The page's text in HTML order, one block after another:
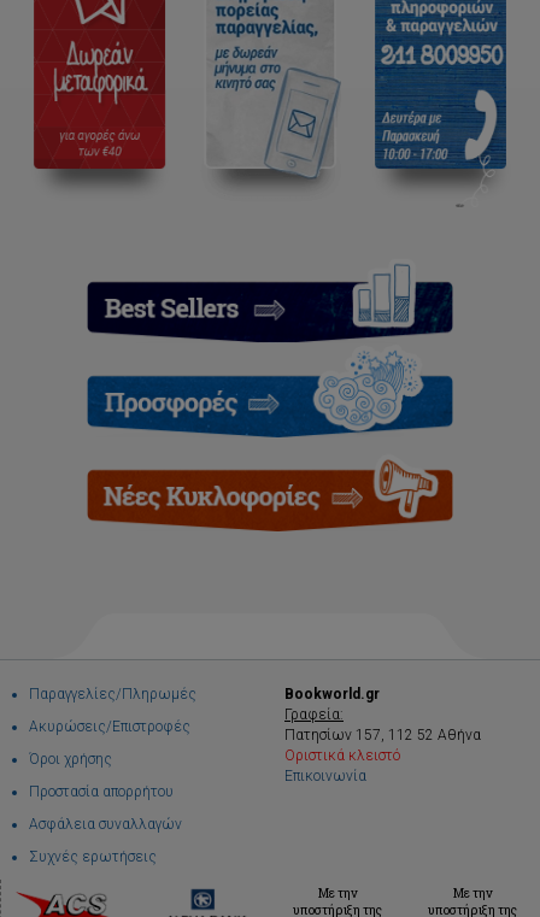
Παραγγελίες/Πληρωμές
Ακυρώσεις/Επιστροφές
Όροι χρήσης
Προστασία απορρήτου
Ασφάλεια συναλλαγών
Συχνές ερωτήσεις
Bookworld.gr
Γραφεία:
Πατησίων 157, 112 52 Αθήνα
Οριστικά κλειστό
Επικοινωνία
Με την
υποστήριξη της
Με την
υποστήριξη της